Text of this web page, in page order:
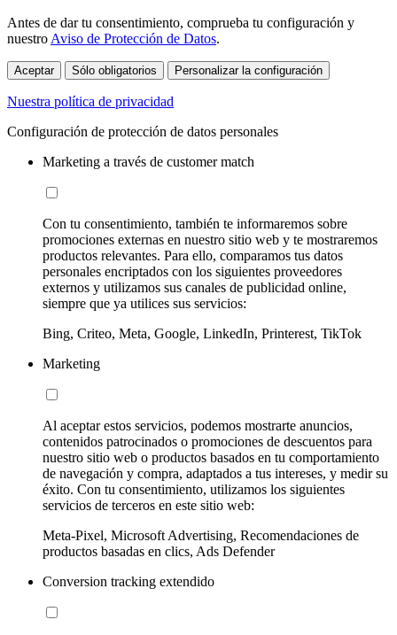
Antes de dar tu consentimiento, comprueba tu configuración y
nuestro Aviso de Protección de Datos.
Aceptar Sólo obligatorios Personalizar la configuración
Nuestra política de privacidad
Configuración de protección de datos personales
Marketing a través de customer match
Con tu consentimiento, también te informaremos sobre
promociones externas en nuestro sitio web y te mostraremos
productos relevantes. Para ello, comparamos tus datos
personales encriptados con los siguientes proveedores
externos y utilizamos sus canales de publicidad online,
siempre que ya utilices sus servicios:
Bing, Criteo, Meta, Google, LinkedIn, Printerest, TikTok
Marketing
Al aceptar estos servicios, podemos mostrarte anuncios,
contenidos patrocinados o promociones de descuentos para
nuestro sitio web o productos basados en tu comportamiento
de navegación y compra, adaptados a tus intereses, y medir su
éxito. Con tu consentimiento, utilizamos los siguientes
servicios de terceros en este sitio web:
Meta-Pixel, Microsoft Advertising, Recomendaciones de
productos basadas en clics, Ads Defender
Conversion tracking extendido